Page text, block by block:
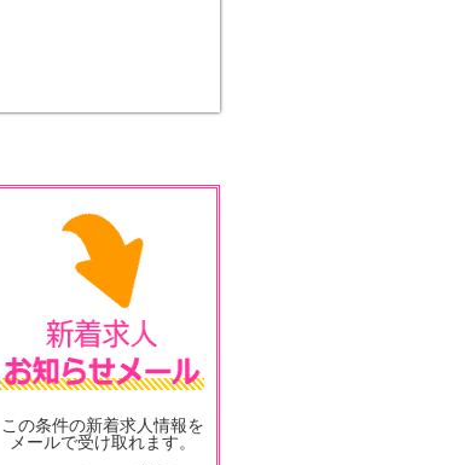
この条件の新着求人情報を
メールで受け取れます。